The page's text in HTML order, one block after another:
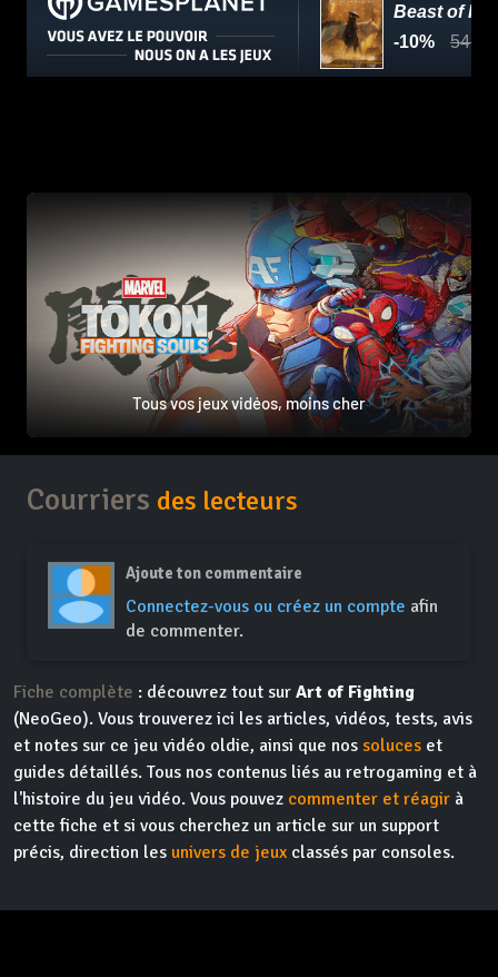
Tous vos jeux vidéos, moins cher
Courriers des lecteurs
Ajoute ton commentaire
Connectez-vous ou créez un compte afin
de commenter.
Fiche complète : découvrez tout sur Art of Fighting
(NeoGeo). Vous trouverez ici les articles, vidéos, tests, avis
et notes sur ce jeu vidéo oldie, ainsi que nos soluces et
guides détaillés. Tous nos contenus liés au retrogaming et à
l'histoire du jeu vidéo. Vous pouvez commenter et réagir à
cette fiche et si vous cherchez un article sur un support
précis, direction les univers de jeux classés par consoles.